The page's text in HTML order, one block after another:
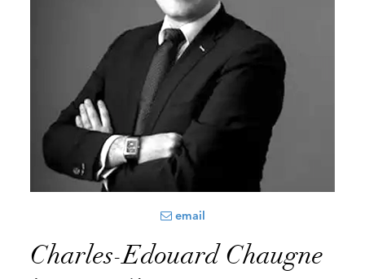
email
Charles-Edouard Chaugne